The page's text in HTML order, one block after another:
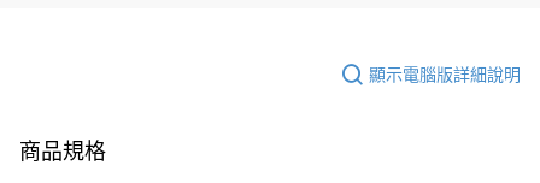
顯示電腦版詳細說明
商品規格